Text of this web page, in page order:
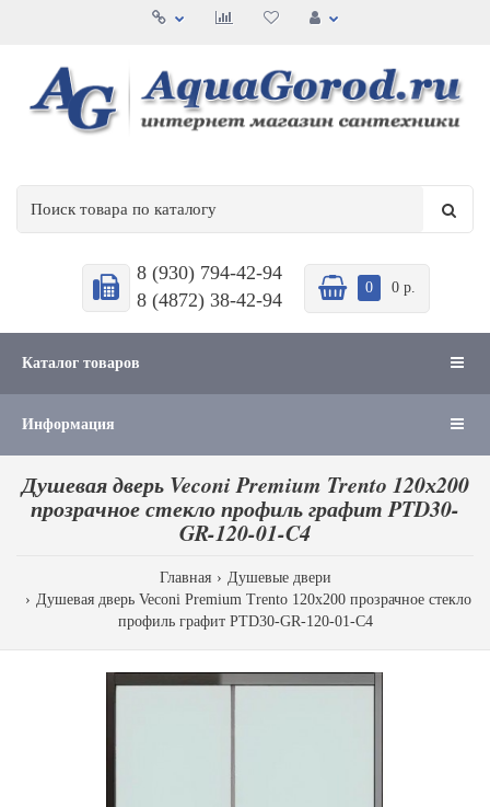
8 (930) 794-42-94
8 (4872) 38-42-94
0 0 р.
Каталог товаров
Информация
Душевая дверь Veconi Premium Trento 120х200
прозрачное стекло профиль графит PTD30-
GR-120-01-C4
Главная
Душевые двери
Душевая дверь Veconi Premium Trento 120х200 прозрачное стекло
профиль графит PTD30-GR-120-01-C4